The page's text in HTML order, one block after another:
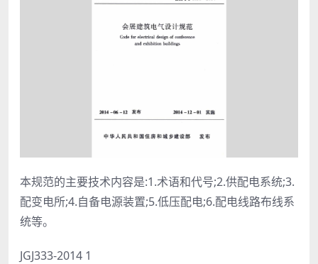
本规范的主要技术内容是:1.术语和代号;2.供配电系统;3.
配变电所;4.自备电源装置;5.低压配电;6.配电线路布线系
统等。
JGJ333-2014 1